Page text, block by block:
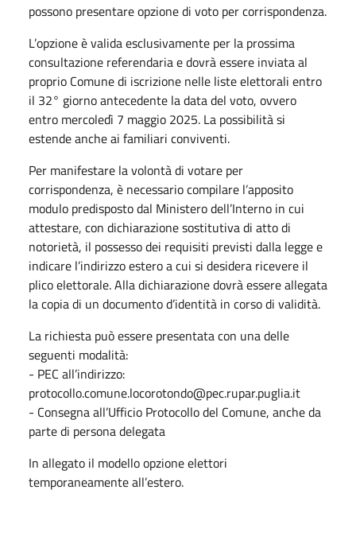
possono presentare opzione di voto per corrispondenza.
L’opzione è valida esclusivamente per la prossima
consultazione referendaria e dovrà essere inviata al
proprio Comune di iscrizione nelle liste elettorali entro
il 32° giorno antecedente la data del voto, ovvero
entro mercoledì 7 maggio 2025. La possibilità si
estende anche ai familiari conviventi.
Per manifestare la volontà di votare per
corrispondenza, è necessario compilare l’apposito
modulo predisposto dal Ministero dell’Interno in cui
attestare, con dichiarazione sostitutiva di atto di
notorietà, il possesso dei requisiti previsti dalla legge e
indicare l’indirizzo estero a cui si desidera ricevere il
plico elettorale. Alla dichiarazione dovrà essere allegata
la copia di un documento d’identità in corso di validità.
La richiesta può essere presentata con una delle
seguenti modalità:
- PEC all’indirizzo:
protocollo.comune.locorotondo@pec.rupar.puglia.it
- Consegna all’Ufficio Protocollo del Comune, anche da
parte di persona delegata
In allegato il modello opzione elettori
temporaneamente all’estero.